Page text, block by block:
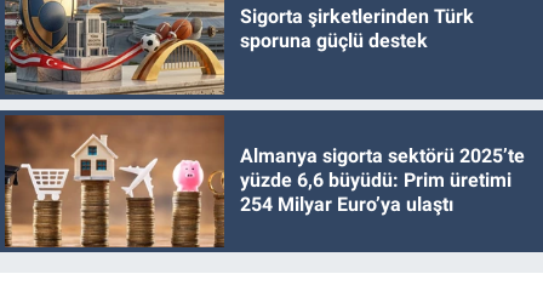
Sigorta şirketlerinden Türk
sporuna güçlü destek
Almanya sigorta sektörü 2025’te
yüzde 6,6 büyüdü: Prim üretimi
254 Milyar Euro’ya ulaştı